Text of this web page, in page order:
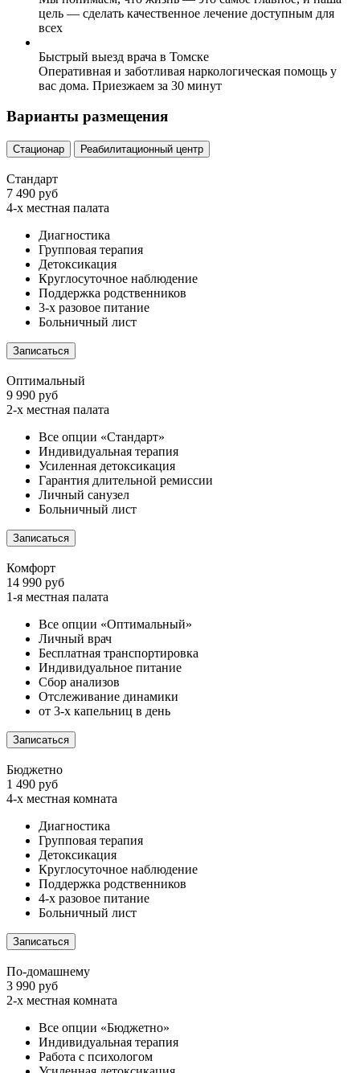
цель — сделать качественное лечение доступным для
всех
Быстрый выезд врача в Томске
Оперативная и заботливая наркологическая помощь у
вас дома. Приезжаем за 30 минут
Варианты размещения
Стационар Реабилитационный центр
Стандарт
7 490 руб
4-х местная палата
Диагностика
Групповая терапия
Детоксикация
Круглосуточное наблюдение
Поддержка родственников
3-х разовое питание
Больничный лист
Записаться
Оптимальный
9 990 руб
2-х местная палата
Все опции «Стандарт»
Индивидуальная терапия
Усиленная детоксикация
Гарантия длительной ремиссии
Личный санузел
Больничный лист
Записаться
Комфорт
14 990 руб
1-я местная палата
Все опции «Оптимальный»
Личный врач
Бесплатная транспортировка
Индивидуальное питание
Сбор анализов
Отслеживание динамики
от 3-х капельниц в день
Записаться
Бюджетно
1 490 руб
4-х местная комната
Диагностика
Групповая терапия
Детоксикация
Круглосуточное наблюдение
Поддержка родственников
4-х разовое питание
Больничный лист
Записаться
По-домашнему
3 990 руб
2-х местная комната
Все опции «Бюджетно»
Индивидуальная терапия
Работа с психологом